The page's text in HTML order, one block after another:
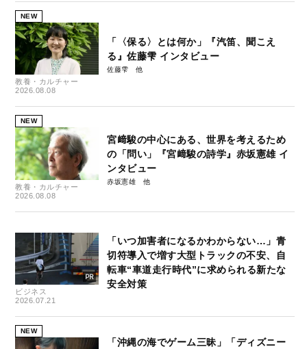
NEW
教養・カルチャー
2026.08.08
「〈保る〉とは何か」『汽笛、聞こえ
る』佐藤雫 インタビュー
佐藤雫
NEW
教養・カルチャー
2026.08.08
宮﨑駿の中心にある、世界を考えるため
の「問い」『宮﨑駿の詩学』赤坂憲雄 イ
ンタビュー
赤坂憲雄
ビジネス
2026.07.21
「いつ加害者になるかわからない…」青
切符導入で増す大型トラックの不安、自
転車“車道走行時代”に求められる新たな
安全対策
NEW
「沖縄の海でゲーム三昧」「ディズニー